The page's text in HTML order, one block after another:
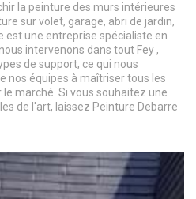
la peinture des murs intérieures
sur volet, garage, abri de jardin,
est une entreprise spécialiste en
intervenons dans tout Fey ,
de support, ce qui nous
nos équipes à maîtriser tous les
marché. Si vous souhaitez une
de l'art, laissez Peinture Debarre